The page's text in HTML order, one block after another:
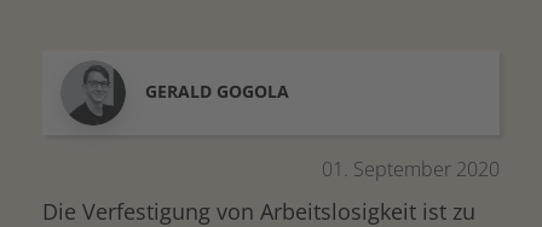
GERALD GOGOLA
01. September 2020
Die Verfestigung von Arbeitslosigkeit ist zu